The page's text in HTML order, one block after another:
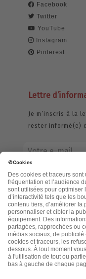
Facebook
Twitter
YouTube
Instagram
Pinterest
Lettre
Je m’inscris à la
rester informé(e)
jamais échangée. Pour